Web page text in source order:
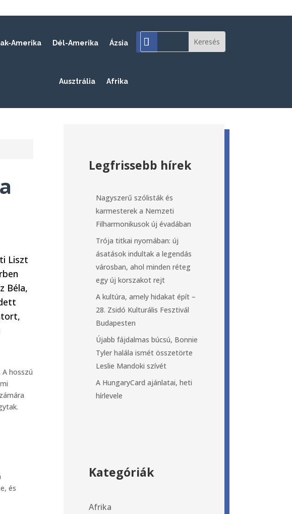
Amerika Dél-Amerika Ázsia
Ausztrália Afrika
Liszt
Béla,
hosszú
és
Legfrissebb hírek
Nagyszerű szólisták és
karmesterek a Nemzeti
Filharmonikusok új évadában
Trója titkai nyomában: új
ásatások indultak a legendás
városban, ahol minden réteg
egy új korszakot rejt
A kultúra, amely hidakat épít –
28. Zsidó Kulturális Fesztivál
Budapesten
Újabb fájdalmas búcsú, Bonnie
Tyler halála ismét összetörte
Leslie Mandoki szívét
A HungaryCard ajánlatai, heti
hírlevele
Kategóriák
Afrika